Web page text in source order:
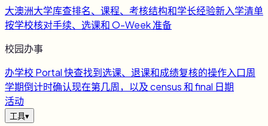
大澳洲大学库查排名、课程、考核结构和学长经验新入学清单
按学校核对手续、选课和 O-Week 准备
校园办事
办学校 Portal 快查找到选课、退课和成绩复核的操作入口周
学期倒计时确认现在第几周，以及 census 和 final 日期
活动
工具▾